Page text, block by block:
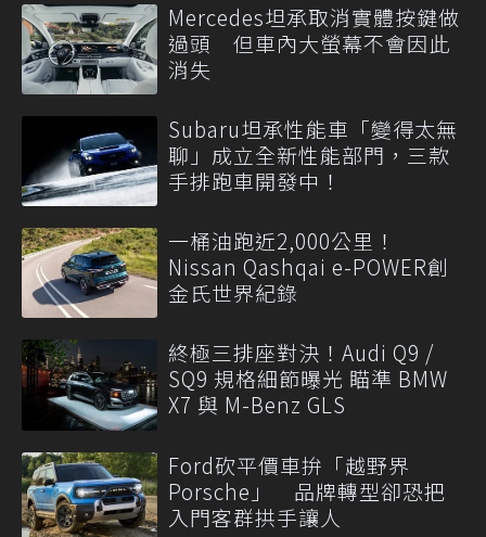
Mercedes坦承取消實體按鍵做
過頭 但車內大螢幕不會因此
消失
Subaru坦承性能車「變得太無
聊」成立全新性能部門，三款
手排跑車開發中！
一桶油跑近2,000公里！
Nissan Qashqai e-POWER創
金氏世界紀錄
終極三排座對決！Audi Q9 /
SQ9 規格細節曝光 瞄準 BMW
X7 與 M-Benz GLS
Ford砍平價車拚「越野界
Porsche」 品牌轉型卻恐把
入門客群拱手讓人